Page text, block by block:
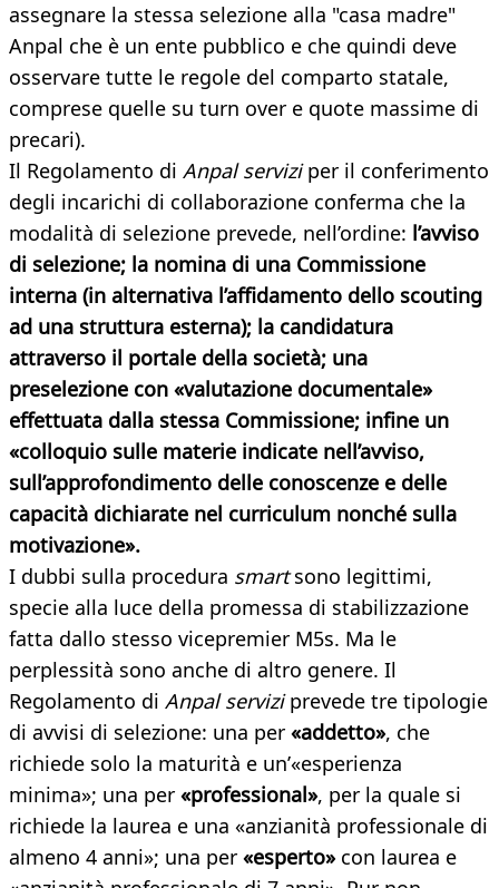
assegnare la stessa selezione alla "casa madre"
Anpal che è un ente pubblico e che quindi deve
osservare tutte le regole del comparto statale,
comprese quelle su turn over e quote massime di
precari).
Il Regolamento di Anpal serviziper il conferimento
degli incarichi di collaborazione conferma che la
modalità di selezione prevede, nell’ordine: l’avviso
di selezione; la nomina di una Commissione
interna (in alternativa l’affidamento dello scouting
ad una struttura esterna); la candidatura
attraverso il portale della società; una
preselezione con «valutazione documentale»
effettuata dalla stessa Commissione; infine un
«colloquio sulle materie indicate nell’avviso,
sull’approfondimento delle conoscenze e delle
capacità dichiarate nel curriculum nonché sulla
motivazione».
I dubbi sulla procedura smartsono legittimi,
specie alla luce della promessa di stabilizzazione
fatta dallo stesso vicepremier M5s. Ma le
perplessità sono anche di altro genere. Il
Regolamento di Anpal serviziprevede tre tipologie
di avvisi di selezione: una per «addetto», che
richiede solo la maturità e un’«esperienza
minima»; una per «professional», per la quale si
richiede la laurea e una «anzianità professionale di
almeno 4 anni»; una per «esperto» con laurea e